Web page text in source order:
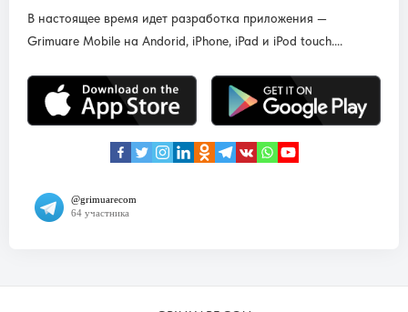
В настоящее время идет разработка приложения —
Grimuare Mobile на Andorid, iPhone, iPad и iPod touch....